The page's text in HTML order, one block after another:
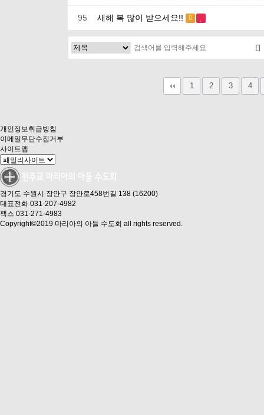
95 새해 복 많이 받으세요!!
1 2 3 4
개인정보취급방침
이메일무단수집거부
사이트맵
경기도 수원시 장안구 장안로458번길 138 (16200)
대표전화 031-207-4982
팩스 031-271-4983
Copyright©2019 마리아의 아들 수도회 all rights reserved.